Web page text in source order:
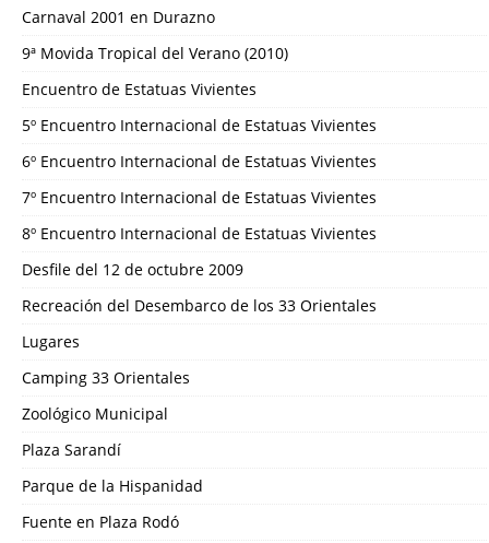
Carnaval 2001 en Durazno
9ª Movida Tropical del Verano (2010)
Encuentro de Estatuas Vivientes
5º Encuentro Internacional de Estatuas Vivientes
6º Encuentro Internacional de Estatuas Vivientes
7º Encuentro Internacional de Estatuas Vivientes
8º Encuentro Internacional de Estatuas Vivientes
Desfile del 12 de octubre 2009
Recreación del Desembarco de los 33 Orientales
Lugares
Camping 33 Orientales
Zoológico Municipal
Plaza Sarandí
Parque de la Hispanidad
Fuente en Plaza Rodó